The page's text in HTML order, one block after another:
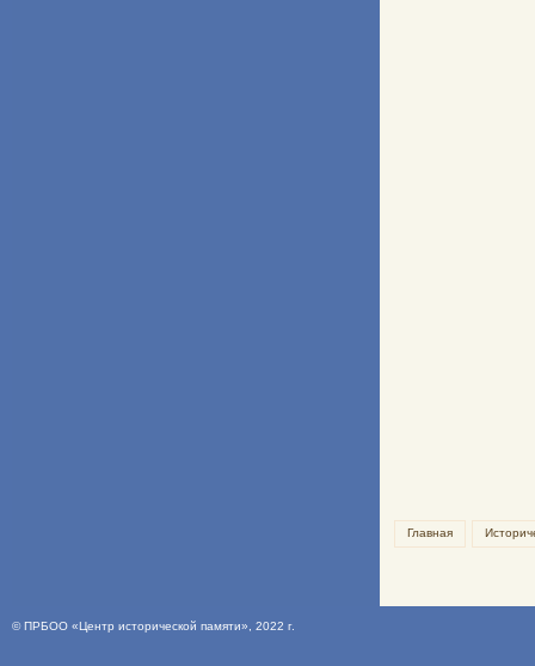
Главная
©ПРБОО «Центр исторической памяти» , 2022 г.